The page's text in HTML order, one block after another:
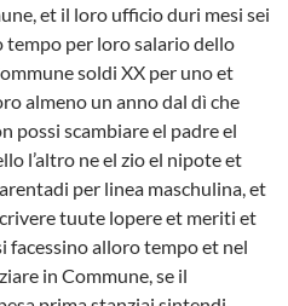
et il loro ufficio duri mesi sei
per loro salario dello
soldi XX per uno et
al­meno un anno dal dì che
possi scambiare el pa­dre el
l’altro ne el zio el nipote et
per linea maschulina, et
tuute lopere et meriti et
facessino alloro tem­po et nel
in Commune, se il